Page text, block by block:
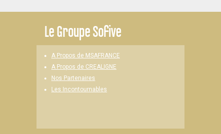
LeGroupe Sofive
A Propos de MSAFRANCE
A Propos de CREALIGNE
Nos Partenaires
Les Incontournables